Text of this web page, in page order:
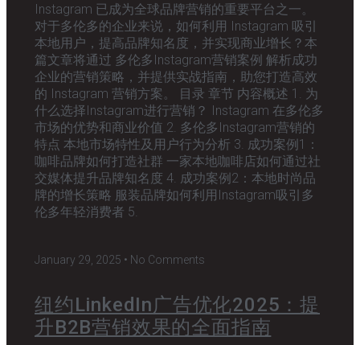
Instagram 已成为全球品牌营销的重要平台之一。
对于多伦多的企业来说，如何利用 Instagram 吸引
本地用户，提高品牌知名度，并实现商业增长？本
篇文章将通过 多伦多Instagram营销案例 解析成功
企业的营销策略，并提供实战指南，助您打造高效
的 Instagram 营销方案。 目录 章节 内容概述 1. 为
什么选择Instagram进行营销？ Instagram 在多伦多
市场的优势和商业价值 2. 多伦多Instagram营销的
特点 本地市场特性及用户行为分析 3. 成功案例1：
咖啡品牌如何打造社群 一家本地咖啡店如何通过社
交媒体提升品牌知名度 4. 成功案例2：本地时尚品
牌的增长策略 服装品牌如何利用Instagram吸引多
伦多年轻消费者 5.
January 29, 2025 No Comments
纽约LinkedIn广告优化2025：提
升B2B营销效果的全面指南